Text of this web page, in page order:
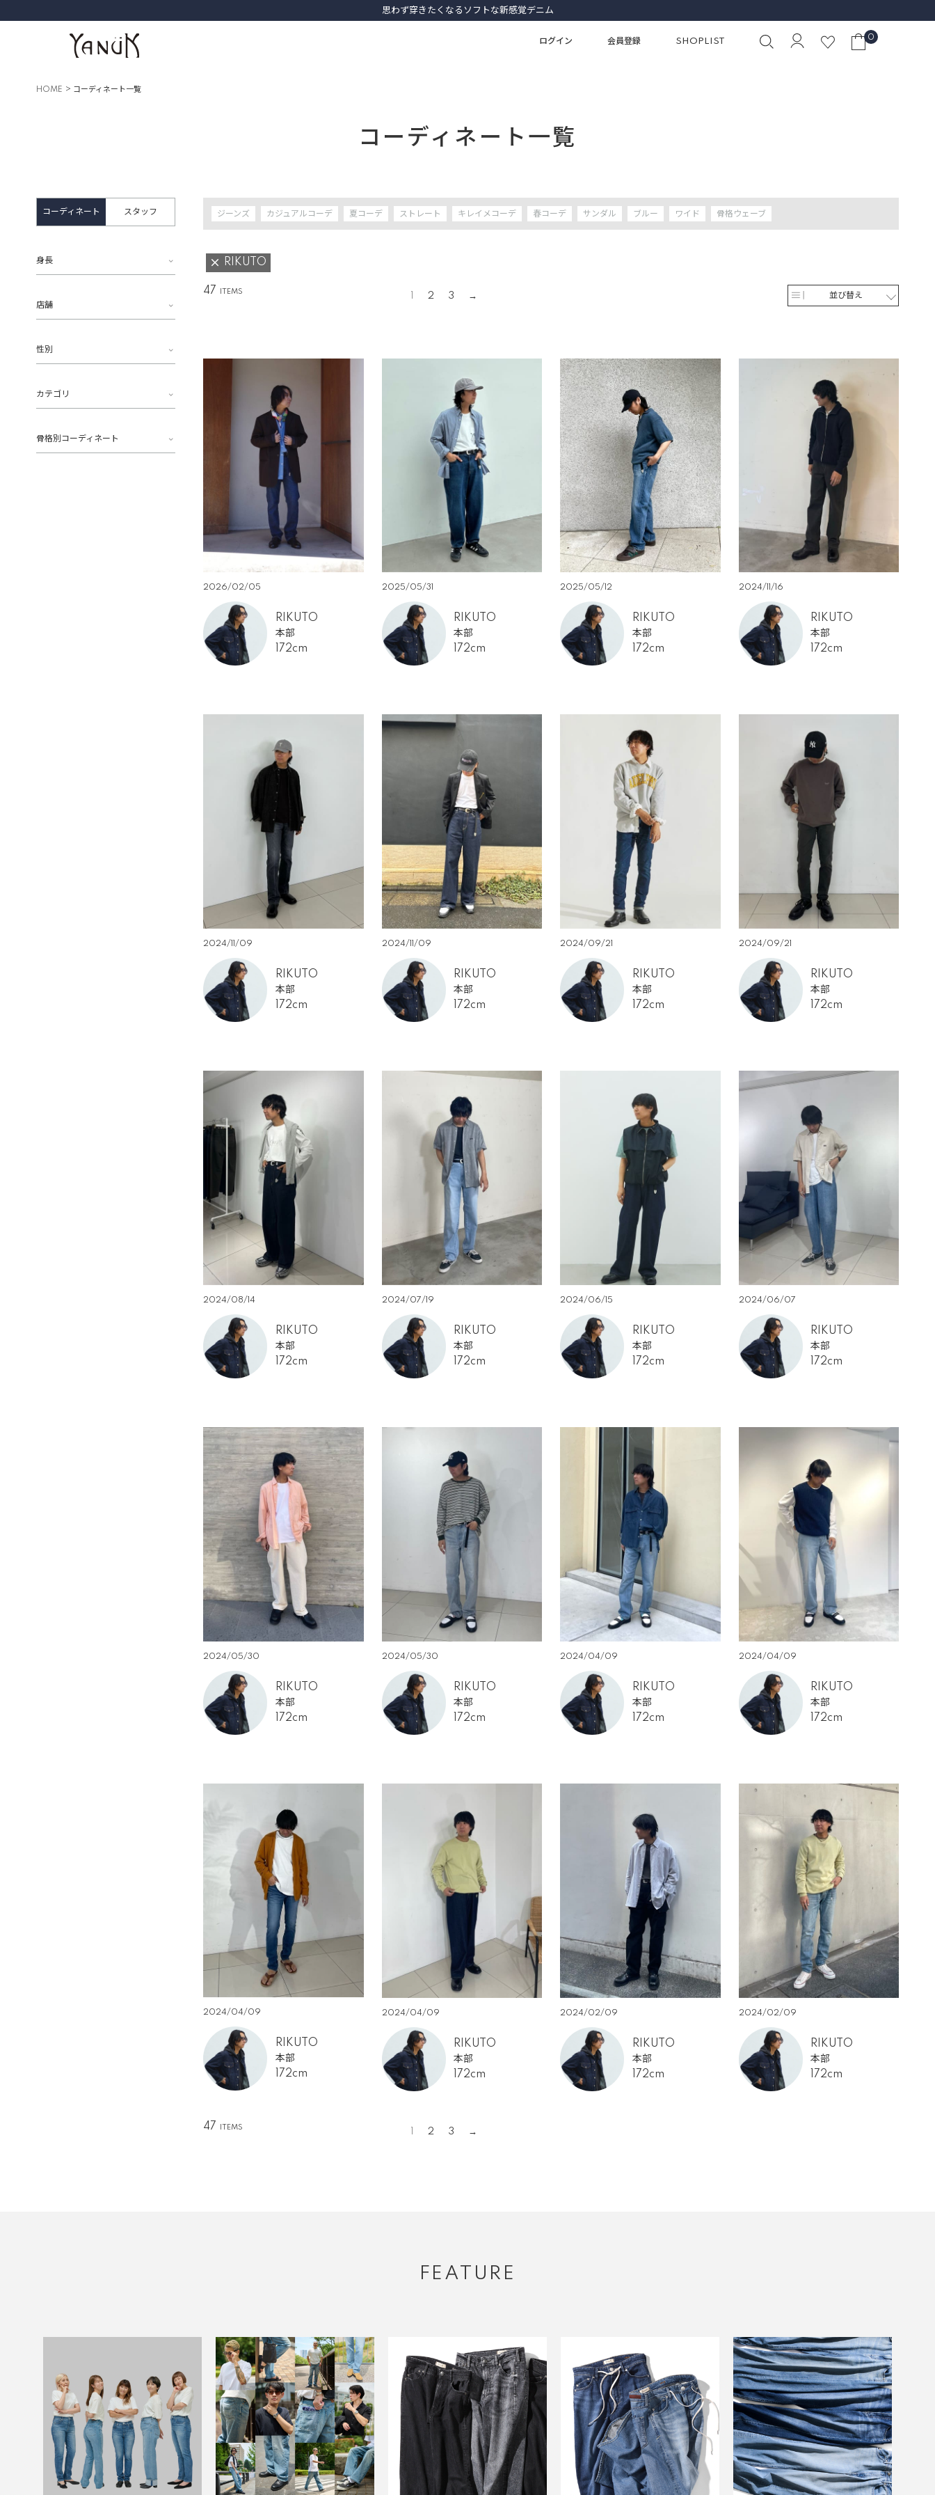
思わず穿きたくなるソフトな新感覚デニム
ログイン 会員登録 SHOPLIST 0
HOME コーディネート一覧
コーディネート一覧
コーディネート スタッフ
身長
店舗
性別
カテゴリ
骨格別コーディネート
ジーンズ カジュアルコーデ 夏コーデ ストレート キレイメコーデ 春コーデ サンダル ブルー ワイド 骨格ウェーブ
RIKUTO
並び替え
47 2 3
2026/02/05
RIKUTO
本部
172cm
2025/05/31
RIKUTO
本部
172cm
2025/05/12
RIKUTO
本部
172cm
2024/11/16
RIKUTO
本部
172cm
2024/11/09
RIKUTO
本部
172cm
2024/11/09
RIKUTO
本部
172cm
2024/09/21
RIKUTO
本部
172cm
2024/09/21
RIKUTO
本部
172cm
2024/08/14
RIKUTO
本部
172cm
2024/07/19
RIKUTO
本部
172cm
2024/06/15
RIKUTO
本部
172cm
2024/06/07
RIKUTO
本部
172cm
2024/05/30
RIKUTO
本部
172cm
2024/05/30
RIKUTO
本部
172cm
2024/04/09
RIKUTO
本部
172cm
2024/04/09
RIKUTO
本部
172cm
2024/04/09
RIKUTO
本部
172cm
2024/04/09
RIKUTO
本部
172cm
2024/02/09
RIKUTO
本部
172cm
2024/02/09
RIKUTO
本部
172cm
47 2 3
FEATURE